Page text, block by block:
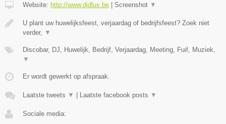
Website: http://www.djdlux.be Screenshot ▼
U plant uw huwelijksfeest, verjaardag of bedrijfsfeest? Zoek niet
verder,
▼
Discobar, DJ, Huwelijk, Bedrijf, Verjaardag, Meeting, Fuif, Muziek,
▼
Er wordt gewerkt op afspraak.
Laatste tweets ▼ Laatste facebook posts ▼
Sociale media: